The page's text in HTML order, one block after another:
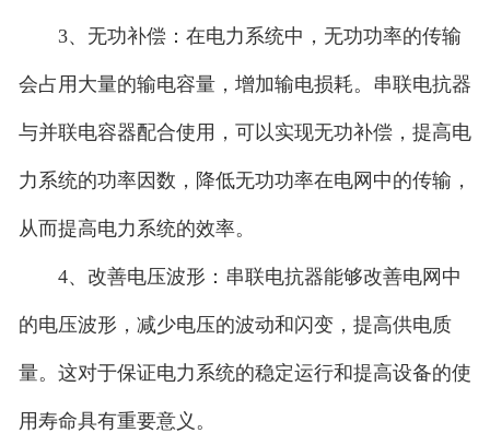
3、无功补偿：在电力系统中，无功功率的传输
会占用大量的输电容量，增加输电损耗。串联电抗器
与并联电容器配合使用，可以实现无功补偿，提高电
力系统的功率因数，降低无功功率在电网中的传输，
从而提高电力系统的效率。
4、改善电压波形：串联电抗器能够改善电网中
的电压波形，减少电压的波动和闪变，提高供电质
量。这对于保证电力系统的稳定运行和提高设备的使
用寿命具有重要意义。